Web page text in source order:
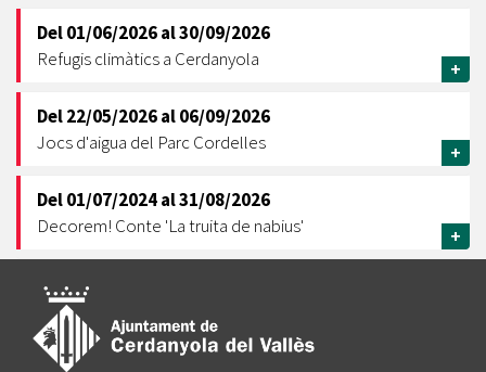
Del01/06/2026al30/09/2026
Refugis climàtics a Cerdanyola
+
Del22/05/2026al06/09/2026
Jocs d'aigua del Parc Cordelles
+
Del01/07/2024al31/08/2026
Decorem! Conte 'La truita de nabius'
+